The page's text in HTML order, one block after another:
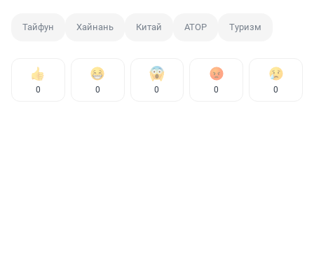
Тайфун Хайнань Китай АТОР Туризм
0 0 0 0 0